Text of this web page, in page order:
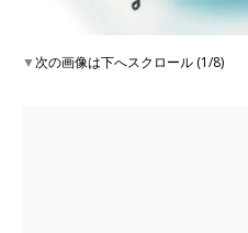
▼次の画像は下へスクロール (1/8)